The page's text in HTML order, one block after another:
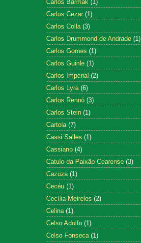
Carlos Barmak (1)
Carlos Cezar (1)
Carlos Colla (3)
Carlos Drummond de Andrade (1)
Carlos Gomes (1)
Carlos Guinle (1)
Carlos Imperial (2)
Carlos Lyra (6)
Carlos Rennó (3)
Carlos Stein (1)
Cartola (7)
Cassi Salles (1)
Cassiano (4)
Catulo da Paixão Cearense (3)
Cazuza (1)
Cecéu (1)
Cecília Meireles (2)
Celina (1)
Celso Adolfo (1)
Celso Fonseca (1)